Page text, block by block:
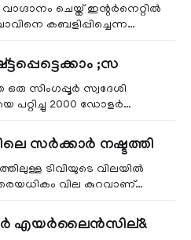
നിറഞ്ഞിരുന്നു
ചെയ്ത് ഇന്റര്‍നെറ്റില്‍
കബളിപ്പിച്ചെന്ന
പോലീസ് അന്വേഷണം
2,000 ഡോളര്‍
ജോലി
ഇന്റര്‍നെറ്റില്‍ പരസ്യം
;സ
സിംഗപ്പൂര്‍ സ്വദേശി
2000 ഡോളര്‍
ഞെട്ടലോടെയാണ്
ജോലിയുളള
നഷ്ടപ്പെട്ടത് 2000
തേമോയ്ഹുങാണ് പണം
സര്‍ക്കാര്‍ നഷ്ടത്തി
ടിവിയുടെ വിലയില്‍
വില കുറവാണ്
എന്ന സാഹചര്യം
,ടൂറിസ്റ്റുകളും കേരള
നികുതിയില്‍ വന്‍
എയര്‍ലൈന്‍സില്&